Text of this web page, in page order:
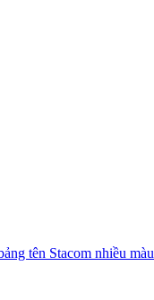
tên Stacom nhiều màu